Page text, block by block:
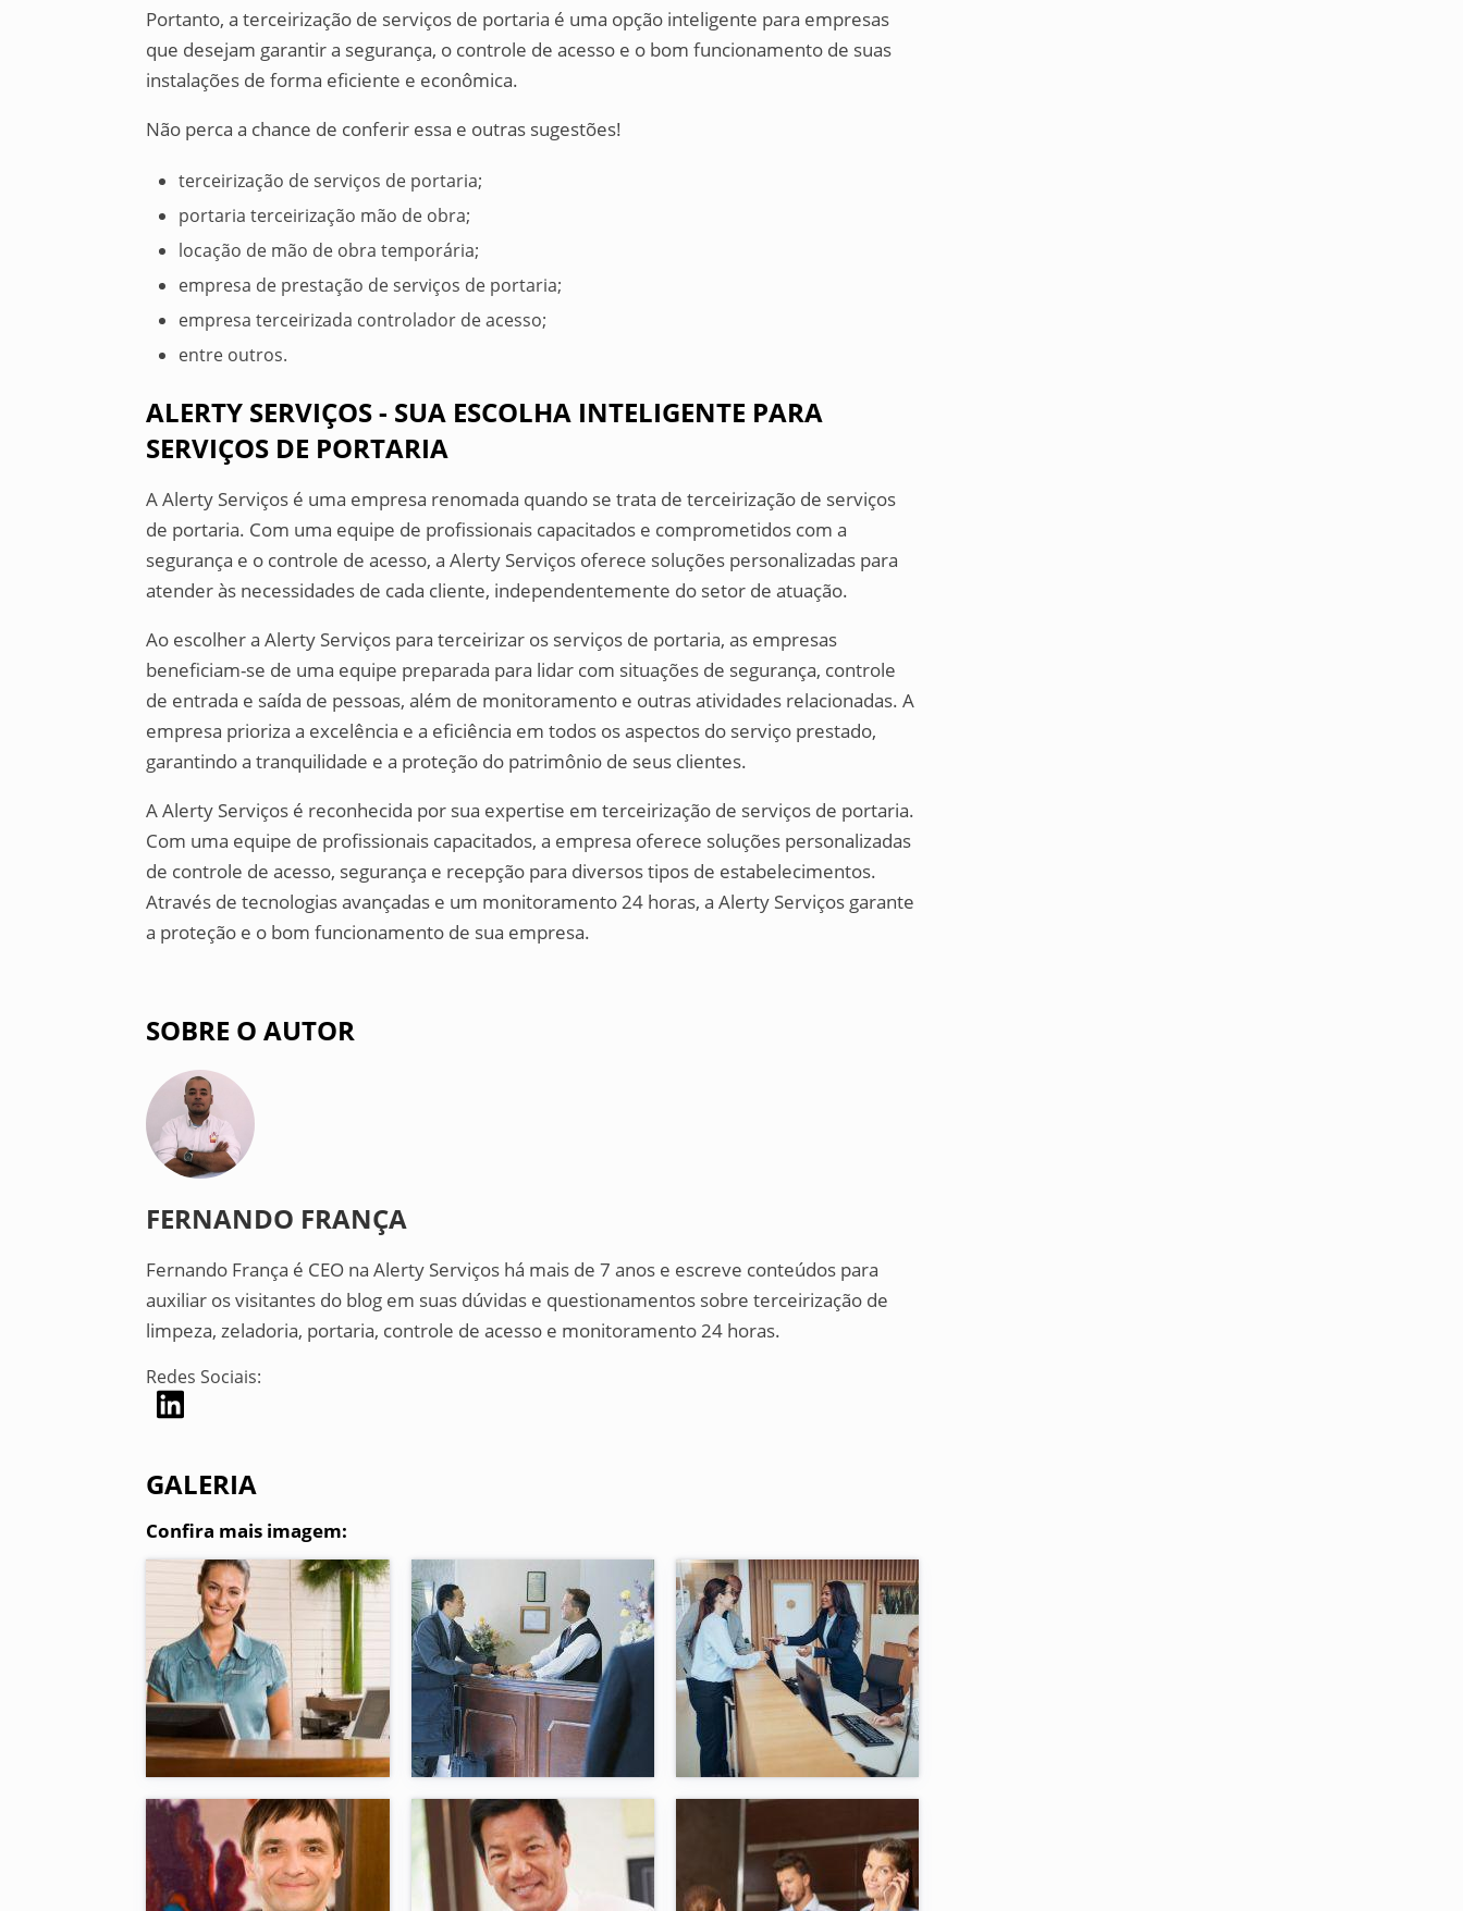
Portanto, a terceirização de serviços de portaria é uma opção inteligente para empresas
que desejam garantir a segurança, o controle de acesso e o bom funcionamento de suas
instalações de forma eficiente e econômica.
Não perca a chance de conferir essa e outras sugestões!
terceirização de serviços de portaria;
portaria terceirização mão de obra;
locação de mão de obra temporária;
empresa de prestação de serviços de portaria;
empresa terceirizada controlador de acesso;
entre outros.
ALERTY SERVIÇOS - SUA ESCOLHA INTELIGENTE PARA
SERVIÇOS DE PORTARIA
A Alerty Serviços é uma empresa renomada quando se trata de terceirização de serviços
de portaria. Com uma equipe de profissionais capacitados e comprometidos com a
segurança e o controle de acesso, a Alerty Serviços oferece soluções personalizadas para
atender às necessidades de cada cliente, independentemente do setor de atuação.
Ao escolher a Alerty Serviços para terceirizar os serviços de portaria, as empresas
beneficiam-se de uma equipe preparada para lidar com situações de segurança, controle
de entrada e saída de pessoas, além de monitoramento e outras atividades relacionadas. A
empresa prioriza a excelência e a eficiência em todos os aspectos do serviço prestado,
garantindo a tranquilidade e a proteção do patrimônio de seus clientes.
A Alerty Serviços é reconhecida por sua expertise em terceirização de serviços de portaria.
Com uma equipe de profissionais capacitados, a empresa oferece soluções personalizadas
de controle de acesso, segurança e recepção para diversos tipos de estabelecimentos.
Através de tecnologias avançadas e um monitoramento 24 horas, a Alerty Serviços garante
a proteção e o bom funcionamento de sua empresa.
SOBRE O AUTOR
FERNANDO FRANÇA
Fernando França é CEO na Alerty Serviços há mais de 7 anos e escreve conteúdos para
auxiliar os visitantes do blog em suas dúvidas e questionamentos sobre terceirização de
limpeza, zeladoria, portaria, controle de acesso e monitoramento 24 horas.
Redes Sociais:
GALERIA
Confira mais imagem: